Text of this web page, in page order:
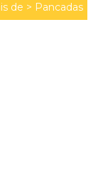
de > Pancadas